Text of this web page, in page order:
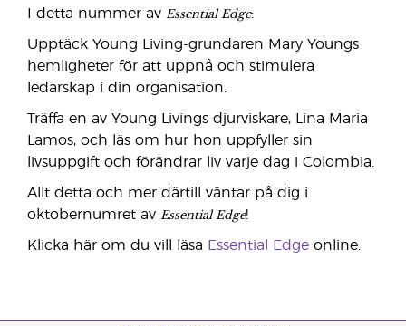
I detta nummer av Essential Edge:
Upptäck Young Living-grundaren Mary Youngs
hemligheter för att uppnå och stimulera
ledarskap i din organisation.
Träffa en av Young Livings djurviskare, Lina Maria
Lamos, och läs om hur hon uppfyller sin
livsuppgift och förändrar liv varje dag i Colombia.
Allt detta och mer därtill väntar på dig i
oktobernumret av Essential Edge!
Klicka här om du vill läsa Essential Edge online.